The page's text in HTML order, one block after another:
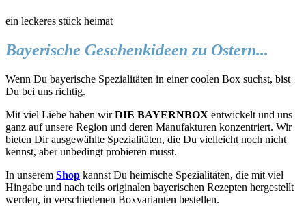
ein leckeres stück heimat
Bayerische Geschenkideen zu Ostern...
Wenn Du bayerische Spezialitäten in einer coolen Box suchst, bist
Du bei uns richtig.
Mit viel Liebe haben wirDIE BAYERNBOX entwickelt und uns
ganz auf unsere Region und deren Manufakturen konzentriert. Wir
bieten Dir ausgewählte Spezialitäten, die Du vielleicht noch nicht
kennst, aber unbedingt probieren musst.
In unserem Shop kannst Du heimische Spezialitäten, die mit viel
Hingabe und nach teils originalen bayerischen Rezepten hergestellt
werden, in verschiedenen Boxvarianten bestellen.